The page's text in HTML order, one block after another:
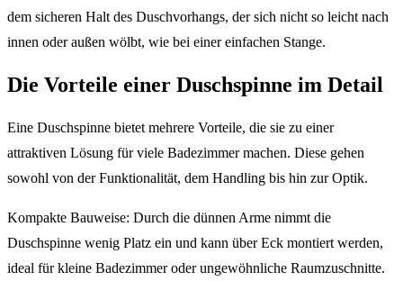
dem sicheren Halt des Duschvorhangs, der sich nicht so leicht nach
innen oder außen wölbt, wie bei einer einfachen Stange.
Die Vorteile einer Duschspinne im Detail
Eine Duschspinne bietet mehrere Vorteile, die sie zu einer
attraktiven Lösung für viele Badezimmer machen. Diese gehen
sowohl von der Funktionalität, dem Handling bis hin zur Optik.
Kompakte Bauweise: Durch die dünnen Arme nimmt die
Duschspinne wenig Platz ein und kann über Eck montiert werden,
ideal für kleine Badezimmer oder ungewöhnliche Raumzuschnitte.